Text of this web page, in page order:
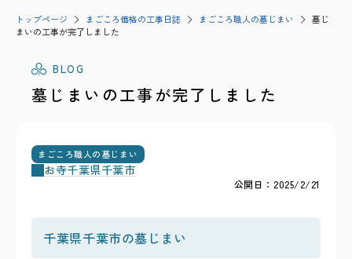
トップページ まごころ価格の工事日誌 まごころ職人の墓じまい
墓じ
まいの工事が完了しました
BLOG
墓じまいの工事が完了しました
まごころ職人の墓じまい
お寺千葉県千葉市
公開日：2025/2/21
千葉県千葉市の墓じまい